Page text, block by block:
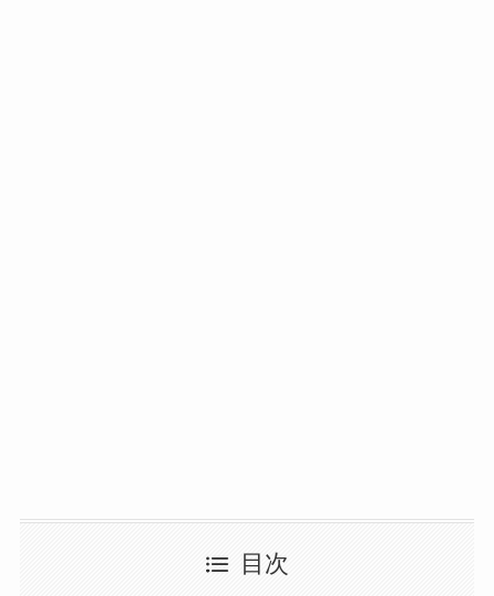
目次